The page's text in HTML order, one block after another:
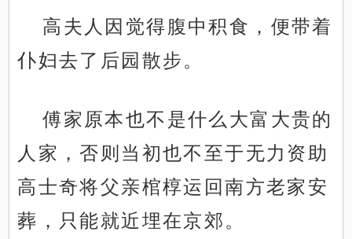
高夫人因觉得腹中积食，便带着
仆妇去了后园散步。
傅家原本也不是什么大富大贵的
人家，否则当初也不至于无力资助
高士奇将父亲棺椁运回南方老家安
葬，只能就近埋在京郊。